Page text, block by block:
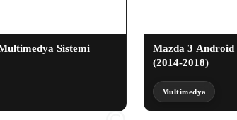
Sistemi
Mazda 3
(2014-2018)
Multimedya